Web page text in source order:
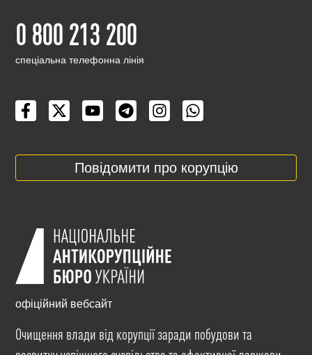
0 800 213 200
cпеціальна телефонна лінія
Повідомити про корупцію
офіційний вебсайт
Очищення влади від корупції заради побудови та